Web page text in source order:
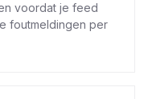
voordat je feed
foutmeldingen per